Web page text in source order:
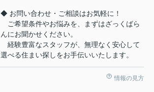
◆ お問い合わせ・ご相談はお気軽に！
ご希望条件やお悩みを、まずはざっくばら
んにお聞かせください。
経験豊富なスタッフが、無理なく安心して
選べる住まい探しをお手伝いいたします。
情報の見方